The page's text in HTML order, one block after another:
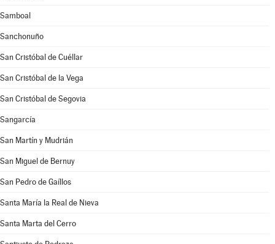
Samboal
Sanchonuño
San Cristóbal de Cuéllar
San Cristóbal de la Vega
San Cristóbal de Segovia
Sangarcía
San Martín y Mudrián
San Miguel de Bernuy
San Pedro de Gaíllos
Santa María la Real de Nieva
Santa Marta del Cerro